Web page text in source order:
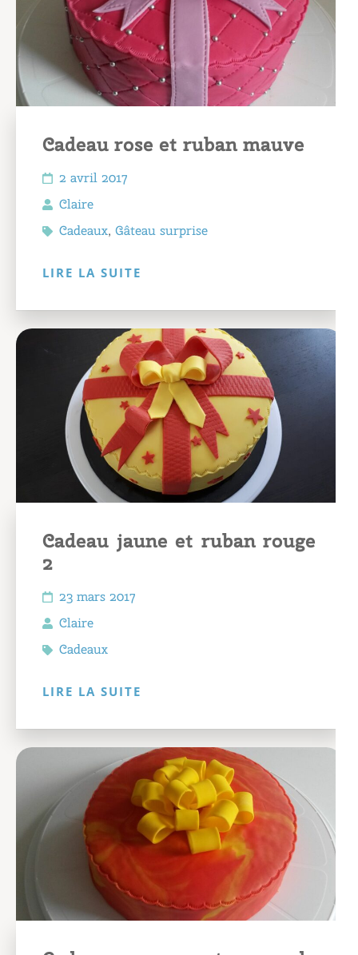
Cadeau rose et ruban mauve
2 avril 2017
Claire
Cadeaux, Gâteau surprise
LIRE LA SUITE
Cadeau jaune et ruban rouge
2
23 mars 2017
Claire
Cadeaux
LIRE LA SUITE